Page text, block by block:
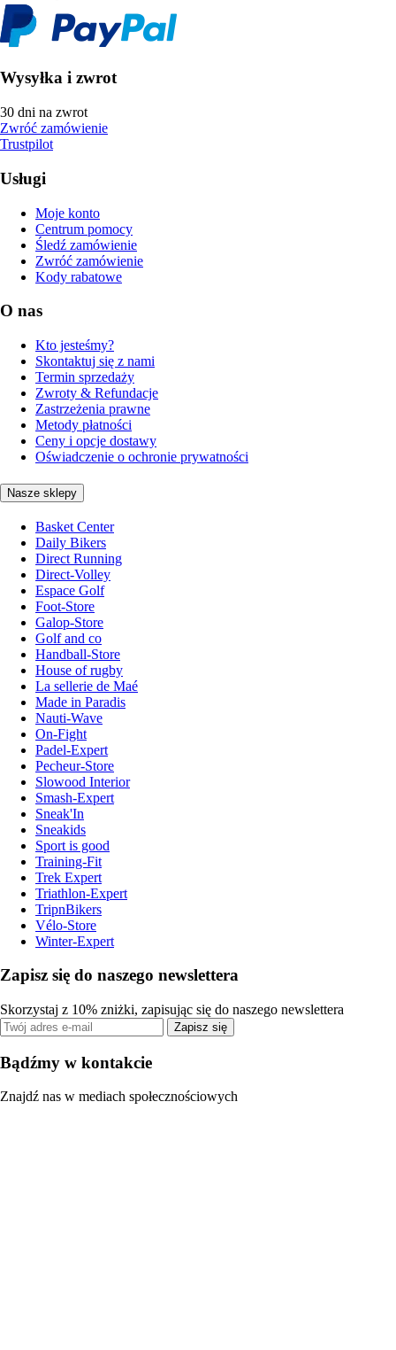
Wysyłka i zwrot
30 dni na zwrot
Zwróć zamówienie
Trustpilot
Usługi
Moje konto
Centrum pomocy
Śledź zamówienie
Zwróć zamówienie
Kody rabatowe
O nas
Kto jesteśmy?
Skontaktuj się z nami
Termin sprzedaży
Zwroty & Refundacje
Zastrzeżenia prawne
Metody płatności
Ceny i opcje dostawy
Oświadczenie o ochronie prywatności
Nasze sklepy
Basket Center
Daily Bikers
Direct Running
Direct-Volley
Espace Golf
Foot-Store
Galop-Store
Golf and co
Handball-Store
House of rugby
La sellerie de Maé
Made in Paradis
Nauti-Wave
On-Fight
Padel-Expert
Pecheur-Store
Slowood Interior
Smash-Expert
Sneak'In
Sneakids
Sport is good
Training-Fit
Trek Expert
Triathlon-Expert
TripnBikers
Vélo-Store
Winter-Expert
Zapisz się do naszego newslettera
Skorzystaj z 10% zniżki, zapisując się do naszego newslettera
Zapisz się
Bądźmy w kontakcie
Znajdź nas w mediach społecznościowych